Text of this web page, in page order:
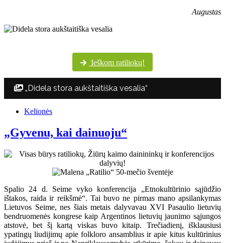
Augustas
Ieškom ratiliokų!
„Didela stora aukštaitiška vesalia“
Kelionės
„Gyvenu, kai dainuoju“
Spalio 24 d. Seime vyko konferencija „Etnokultūrinio sąjūdžio
ištakos, raida ir reikšmė“. Tai buvo ne pirmas mano apsilankymas
Lietuvos Seime, nes šiais metais dalyvavau XVI Pasaulio lietuvių
bendruomenės kongrese kaip Argentinos lietuvių jaunimo sąjungos
atstovė, bet šį kartą viskas buvo kitaip. Trečiadienį, išklausiusi
ypatingų liudijimų apie folkloro ansamblius ir apie kitus kultūrinius